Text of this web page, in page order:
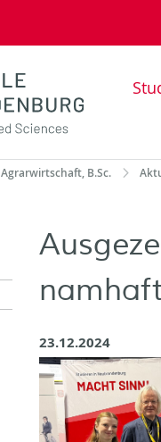
Agrarwirtschaft, B.Sc.
23.12.2024